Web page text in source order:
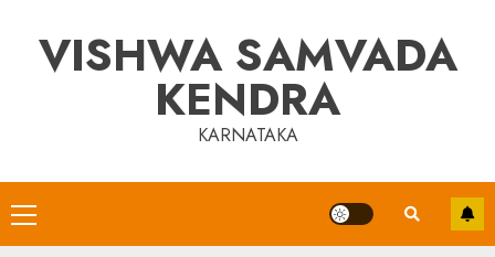
contentVISHWA SAMVADA
KENDRA
KARNATAKA
Primary
Menu